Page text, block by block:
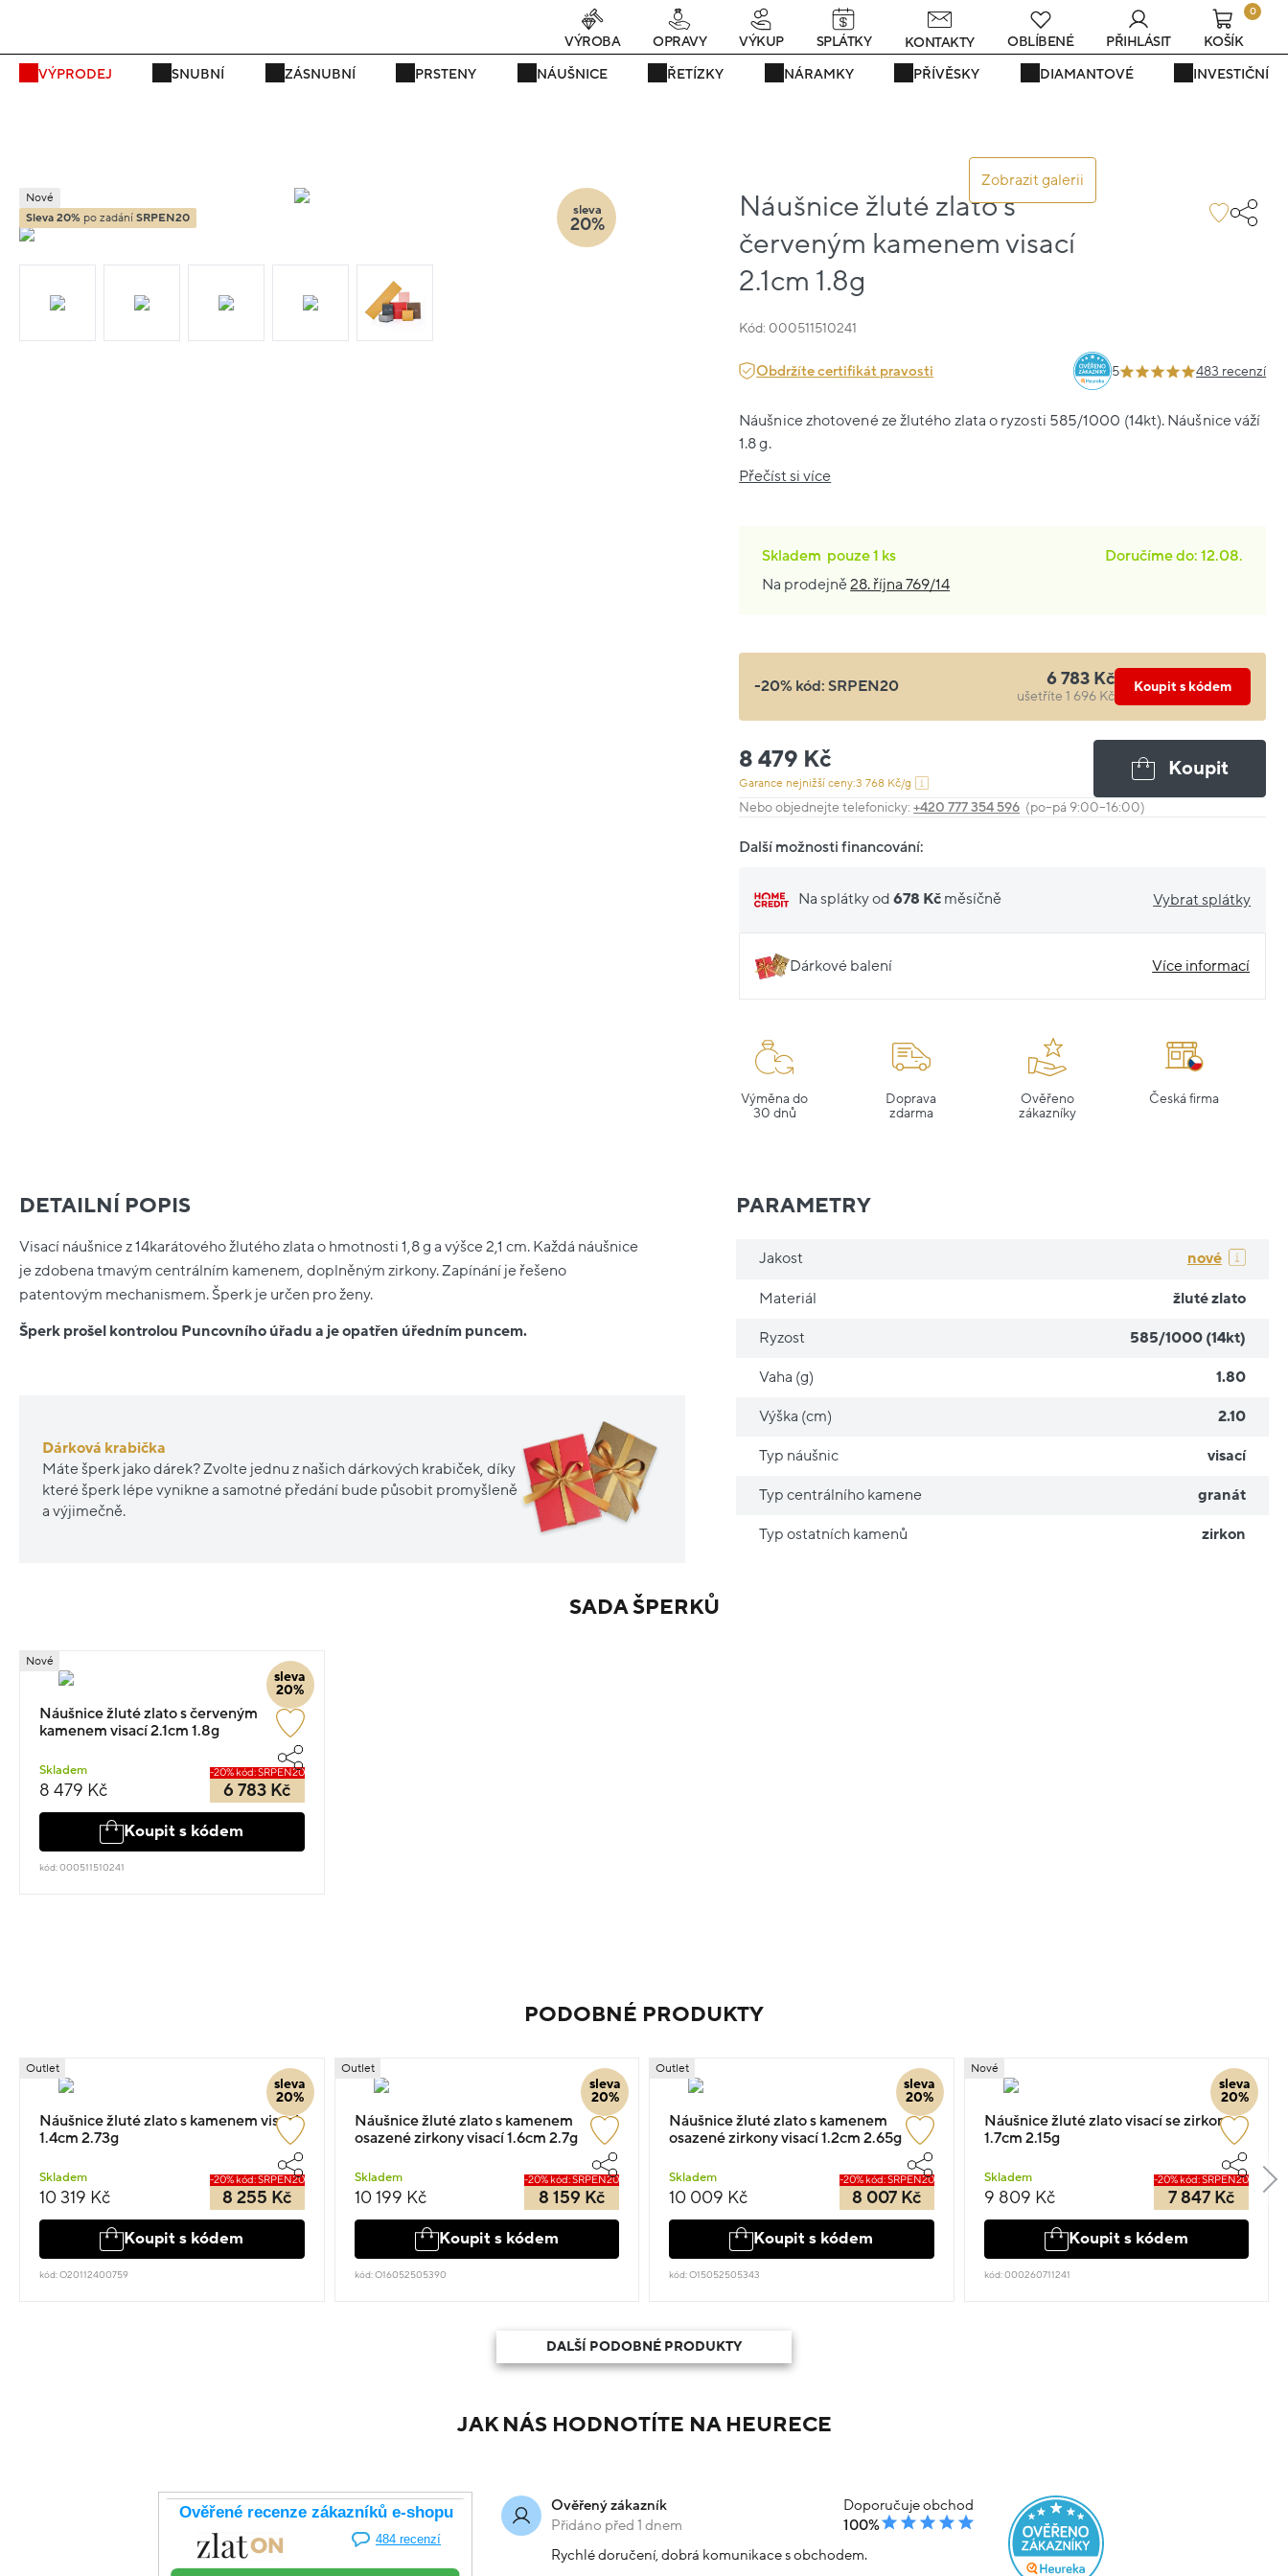
Právě teď! - 20 % na vše! Kód: SRPEN20 23 dní : 10h : 48m : 20s
VÝPRODEJ SNUBNÍ ZÁSNUBNÍ PRSTENY NÁUŠNICE ŘETÍZKY NÁRAMKY PŘÍVĚSKY DIAMANTOVÉ INVESTIČNÍ
VÝROBA OPRAVY VÝKUP SPLÁTKY KONTAKTY OBLÍBENÉ PŘIHLÁSIT
0
KOŠÍK
Zobrazit galerii
Náušnice žluté zlato s
červeným kamenem visací
2.1cm 1.8g
Kód: 000511510241
Nové
Sleva 20% po zadání SRPEN20
sleva
20%
Obdržíte certifikát pravosti 5 483 recenzí
Náušnice zhotovené ze žlutého zlata o ryzosti 585/1000 (14kt). Náušnice váží
1.8 g.
Přečíst si více
Skladem pouze1 ks
Doručíme do: 12.08.
Na prodejně28. října 769/14
-20% kód:SRPEN20 6 783 Kč
ušetříte 1 696 Kč
Koupit s kódem
8 479 Kč
Garance nejnižší ceny:3 768 Kč/g
Koupit
Nebo objednejte telefonicky:+420 777 354 596 (po–pá 9:00–16:00)
Další možnosti financování:
Na splátky od678 Kč měsíčně Vybrat splátky
Dárkové balení Více informací
Výměna do
30 dnů
Doprava
zdarma
Ověřeno
zákazníky
Česká firma
DETAILNÍ POPIS
Visací náušnice z 14karátového žlutého zlata o hmotnosti 1,8 g a výšce 2,1 cm. Každá náušnice
je zdobena tmavým centrálním kamenem, doplněným zirkony. Zapínání je řešeno
patentovým mechanismem. Šperk je určen pro ženy.
Šperk prošel kontrolou Puncovního úřadu a je opatřen úředním puncem.
Dárková krabička
Máte šperk jako dárek? Zvolte jednu z našich dárkových krabiček, díky
které šperk lépe vynikne a samotné předání bude působit promyšleně
a výjimečně.
PARAMETRY
Jakost nové
Materiál žluté zlato
Ryzost 585/1000 (14kt)
Vaha (g) 1.80
Výška (cm) 2.10
Typ náušnic visací
Typ centrálního kamene granát
Typ ostatních kamenů zirkon
SADA ŠPERKŮ
sleva
20%
Nové
Náušnice žluté zlato s červeným
kamenem visací 2.1cm 1.8g
Skladem
8 479 Kč
-20% kód: SRPEN20
6 783 Kč
Koupit s kódem
kód: 000511510241
PODOBNÉ PRODUKTY
sleva
20%
Outlet
Náušnice žluté zlato s kamenem visací
1.4cm 2.73g
Skladem
10 319 Kč
-20% kód: SRPEN20
8 255 Kč
Koupit s kódem
kód: O20112400759
sleva
20%
Outlet
Náušnice žluté zlato s kamenem
osazené zirkony visací 1.6cm 2.7g
Skladem
10 199 Kč
-20% kód: SRPEN20
8 159 Kč
Koupit s kódem
kód: O16052505390
sleva
20%
Outlet
Náušnice žluté zlato s kamenem
osazené zirkony visací 1.2cm 2.65g
Skladem
10 009 Kč
-20% kód: SRPEN20
8 007 Kč
Koupit s kódem
kód: O15052505343
sleva
20%
Nové
Náušnice žluté zlato visací se zirkony
1.7cm 2.15g
Skladem
9 809 Kč
-20% kód: SRPEN20
7 847 Kč
Koupit s kódem
kód: 000260711241
DALŠÍ PODOBNÉ PRODUKTY
JAK NÁS HODNOTÍTE NA HEURECE
Ověřený zákazník
Přidáno před 1 dnem
Doporučuje obchod
100%
Rychlé doručení, dobrá komunikace s obchodem.